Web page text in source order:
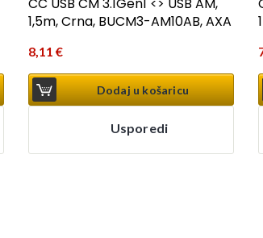
CC USB CM 3.1Gen1 <> USB AM,
1,5m, Crna, BUCM3-AM10AB, AXA
8,11 €
Dodaj u košaricu
Usporedi